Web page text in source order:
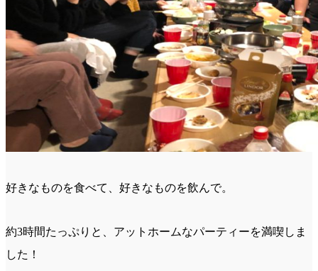
好きなものを食べて、好きなものを飲んで。
約3時間たっぷりと、アットホームなパーティーを満喫しま
した！